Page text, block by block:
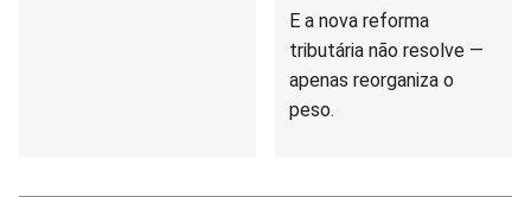
E a nova reforma
tributária não resolve —
apenas reorganiza o
peso.